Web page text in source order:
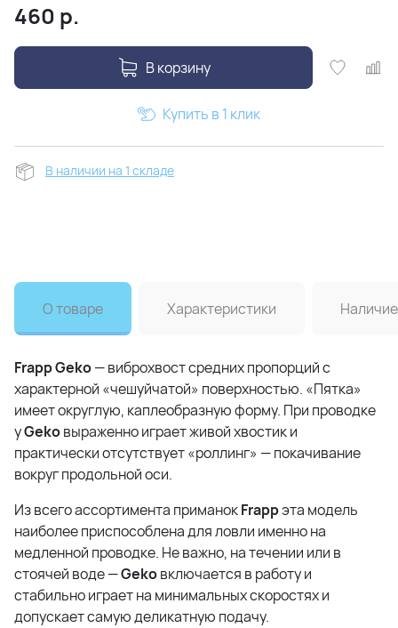
460 р.
В корзину
Купить в 1 клик
В наличии на 1 складе
О товаре Характеристики Наличие
Frapp Geko— виброхвост средних пропорций с
характерной «чешуйчатой» поверхностью. «Пятка»
имеет округлую, каплеобразную форму. При проводке
уGekoвыраженно играет живой хвостик и
практически отсутствует «роллинг» — покачивание
вокруг продольной оси.
Из всего ассортимента приманокFrappэта модель
наиболее приспособлена для ловли именно на
медленной проводке. Не важно, на течении или в
стоячей воде —Gekoвключается в работу и
стабильно играет на минимальных скоростях и
допускает самую деликатную подачу.